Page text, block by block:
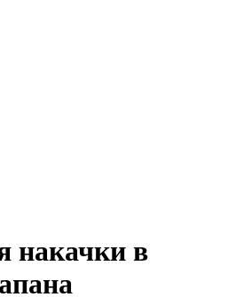
накачки в